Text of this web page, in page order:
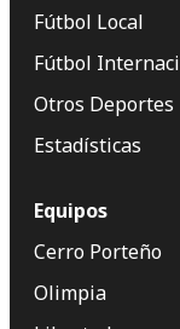
Fútbol Local
Fútbol
Otros Deportes
Estadísticas
Equipos
Cerro Porteño
Olimpia